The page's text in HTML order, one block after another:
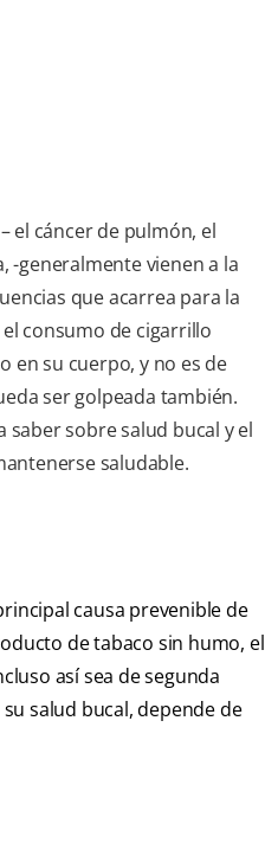
el cáncer de pulmón, el
-generalmente vienen a la
que acarrea para la
consumo de cigarrillo
en su cuerpo, y no es de
ser golpeada también.
saber sobre salud bucal y el
saludable.
causa prevenible de
de tabaco sin humo, el
así sea de segunda
salud bucal, depende de